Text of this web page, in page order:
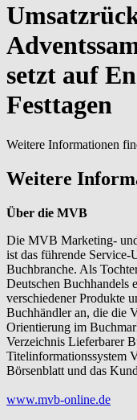
setzt auf
Festtagen
Weitere Informationen
Weitere
Über die MVB
Die MVB Marketing-
ist das führende Service-
Buchbranche. Als
Deutschen Buchhandels
verschiedener Produkte
Buchhändler an, die die
Orientierung im
Verzeichnis Lieferbarer
Titelinformationssystem
Börsenblatt und das
www.mvb-online.de